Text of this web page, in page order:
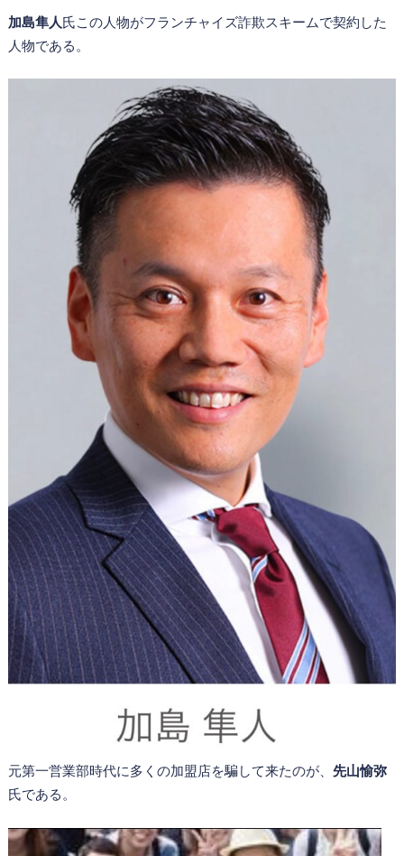
加島隼人氏この人物がフランチャイズ詐欺スキームで契約した
人物である。
元第一営業部時代に多くの加盟店を騙して来たのが、 先山愉弥
氏である。